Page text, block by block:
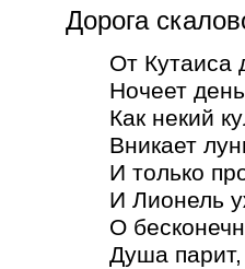
Дорога
От Кутаиса
Ночеет
Как некий
Вникает
И только
И Лионель
О
Душа парит,